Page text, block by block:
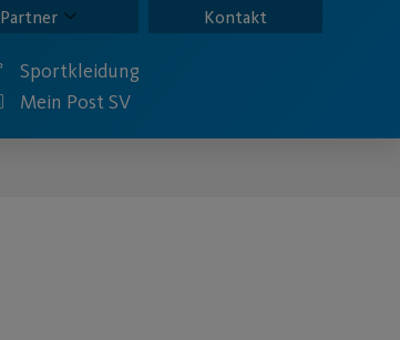
Partner Kontakt
Sportkleidung
Mein Post SV